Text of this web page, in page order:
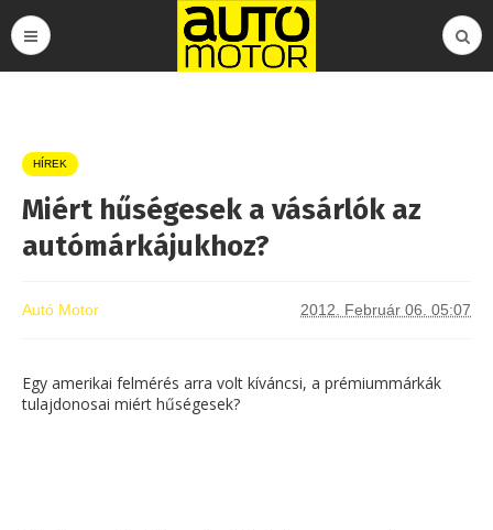
HÍREK
Miért hűségesek a vásárlók az
autómárkájukhoz?
Autó Motor 2012. Február 06. 05:07
Egy amerikai felmérés arra volt kíváncsi, a prémiummárkák
tulajdonosai miért hűségesek?